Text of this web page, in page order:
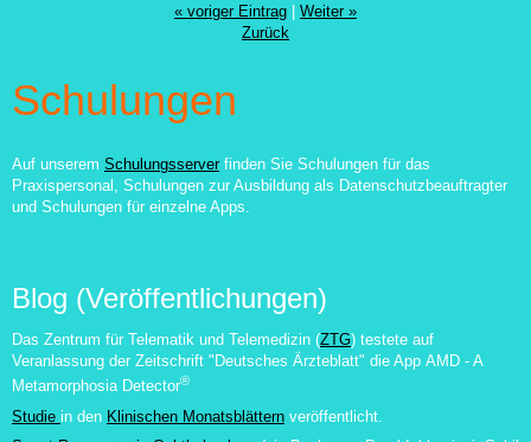
« voriger Eintrag
Weiter »
Zurück
Schulungen
Auf unserem Schulungsserver finden Sie Schulungen für das
Praxispersonal, Schulungen zur Ausbildung als Datenschutzbeauftragter
und Schulungen für einzelne Apps.
Blog (Veröffentlichungen)
Das Zentrum für Telematik und Telemedizin (ZTG) testete auf
Veranlassung der Zeitschrift "Deutsches Ärzteblatt" die App AMD - A
Metamorphosia Detector®
Studie in den Klinischen Monatsblättern veröffentlicht.